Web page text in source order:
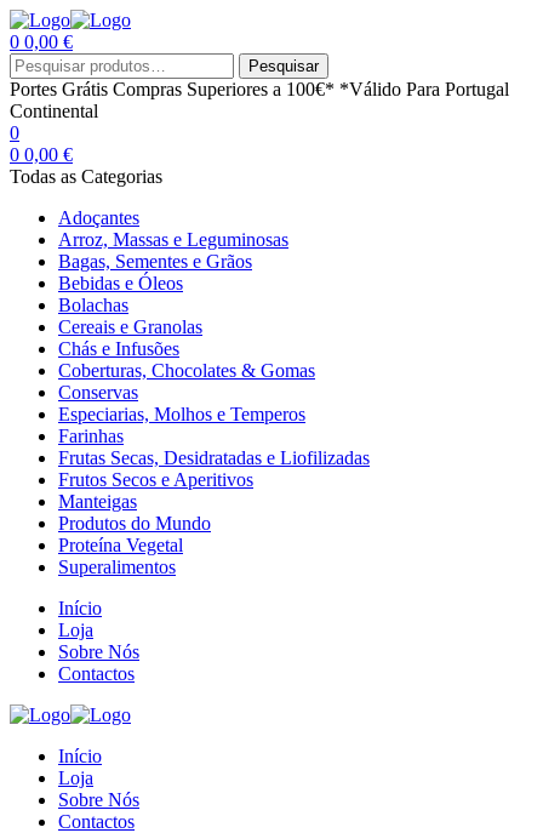
0 0,00 €
Menu
Procurar
por:
Pesquisar
Portes Grátis Compras Superiores a 100€* *Válido Para Portugal
Continental
0
0 0,00 €
Todas as Categorias
Adoçantes
Arroz, Massas e Leguminosas
Bagas, Sementes e Grãos
Bebidas e Óleos
Bolachas
Cereais e Granolas
Chás e Infusões
Coberturas, Chocolates & Gomas
Conservas
Especiarias, Molhos e Temperos
Farinhas
Frutas Secas, Desidratadas e Liofilizadas
Frutos Secos e Aperitivos
Manteigas
Produtos do Mundo
Proteína Vegetal
Superalimentos
Início
Loja
Sobre Nós
Contactos
Início
Loja
Sobre Nós
Contactos